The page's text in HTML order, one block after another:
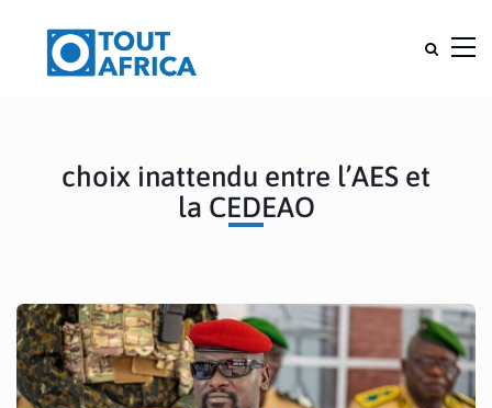
choix inattendu entre l’AES et
la CEDEAO